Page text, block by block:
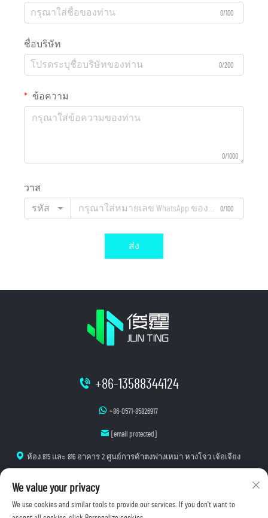
0/100
ชื่อบริษัท
0/200
ข้อความ
0/1000
วาส
รหัส 0/100
ส่ง
+86-13588344124
+86-0571-85826917
[email protected]
ห้อง 815 และ 816 อาคาร 2 ศูนย์การค้าตงฟางเหมา หางโจว เจ้อเจียง
We value your privacy
We use cookies and similar tools to provide our services. If you don't want to